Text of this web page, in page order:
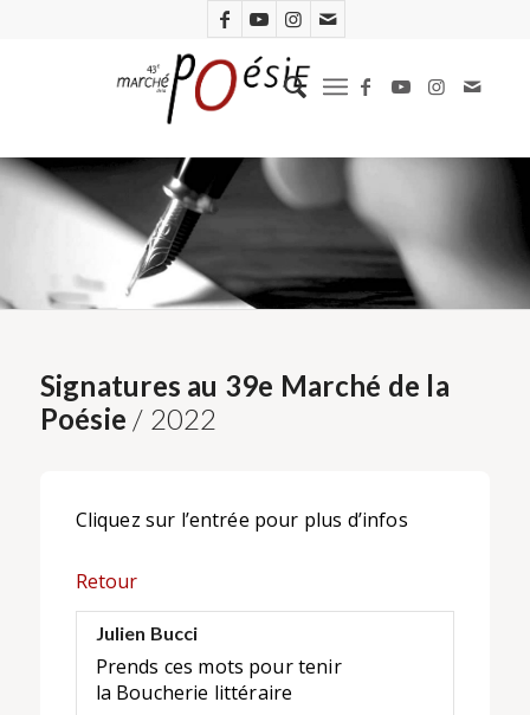
Signatures au 39e Marché de la
Poésie / 2022
Cliquez sur l’entrée pour plus d’infos
Retour
Julien Bucci
Prends ces mots pour tenir
la Boucherie littéraire